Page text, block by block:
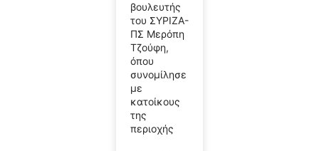
βουλευτής
του ΣΥΡΙΖΑ-
ΠΣ Μερόπη
Τζούφη,
όπου
συνομίλησε
με
κατοίκους
της
περιοχής